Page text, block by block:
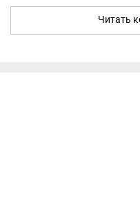
Читать